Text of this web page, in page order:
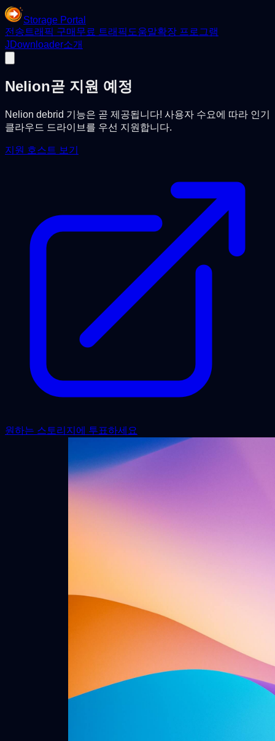
Storage Portal
전송 트래픽 구매 무료 트래픽 도움말확장 프로그램
JDownloader소개
Nelion곧 지원 예정
Nelion debrid 기능은 곧 제공됩니다! 사용자 수요에 따라 인기
클라우드 드라이브를 우선 지원합니다.
지원 호스트 보기
원하는 스토리지에 투표하세요